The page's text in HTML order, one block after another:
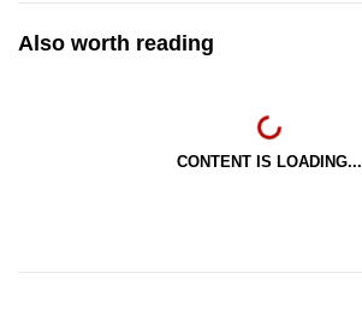
Also worth reading
CONTENT IS LOADING...